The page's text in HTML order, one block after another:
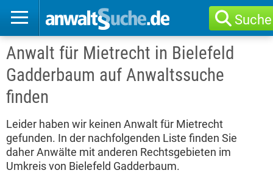
Suche
Anwalt für Mietrecht in Bielefeld
Gadderbaum auf Anwaltssuche
finden
Leider haben wir keinen Anwalt für Mietrecht
gefunden. In der nachfolgenden Liste finden Sie
daher Anwälte mit anderen Rechtsgebieten im
Umkreis von Bielefeld Gadderbaum.